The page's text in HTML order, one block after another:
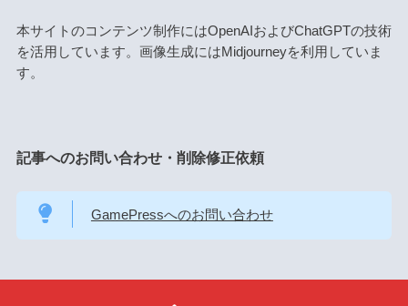
本サイトのコンテンツ制作にはOpenAIおよびChatGPTの技術
を活用しています。画像生成にはMidjourneyを利用していま
す。
記事へのお問い合わせ・削除修正依頼
GamePressへのお問い合わせ